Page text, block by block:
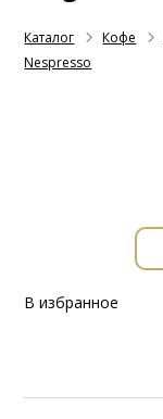
Каталог Кофе
Nespresso
В избранное